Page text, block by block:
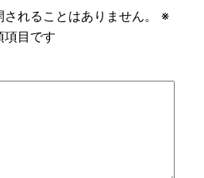
れることはありません。
※
項目です